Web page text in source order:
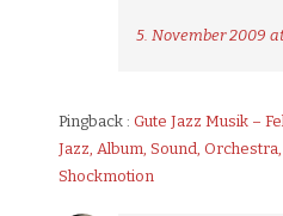
5. November 2009
Pingback : Gute Jazz Musik –
Jazz, Album, Sound,
Shockmotion